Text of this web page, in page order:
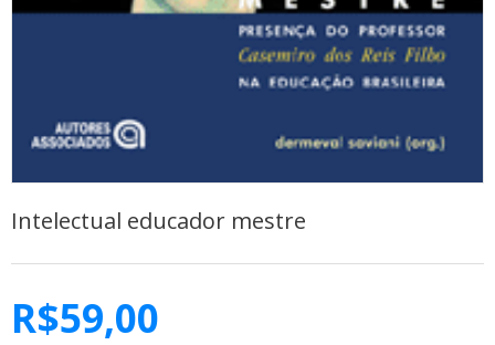
Intelectual educador mestre
R$59,00